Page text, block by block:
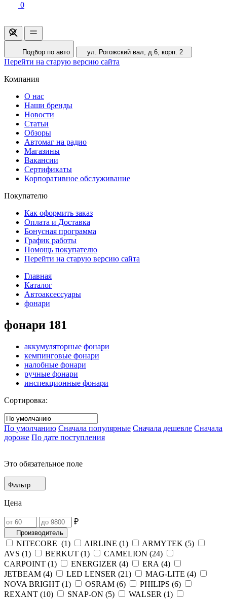
0
Подбор по авто ул. Рогожский вал, д.6, корп. 2
Перейти на старую версию сайта
Компания
О нас
Наши бренды
Новости
Статьи
Обзоры
Автомаг на радио
Магазины
Вакансии
Сертификаты
Корпоративное обслуживание
Покупателю
Как оформить заказ
Оплата и Доставка
Бонусная программа
График работы
Помощь покупателю
Перейти на старую версию сайта
Главная
Каталог
Автоаксессуары
фонари
фонари 181
аккумуляторные фонари
кемпинговые фонари
налобные фонари
ручные фонари
инспекционные фонари
Сортировка:
По умолчанию Сначала популярные Сначала дешевле Сначала
дороже По дате поступления
Это обязательное поле
Фильтр
Цена
₽
Производитель
NITECORE (1) AIRLINE (1) ARMYTEK (5)
AVS (1) BERKUT (1) CAMELION (24)
CARPOINT (1) ENERGIZER (4) ERA (4)
JETBEAM (4) LED LENSER (21) MAG-LITE (4)
NOVA BRIGHT (1) OSRAM (6) PHILIPS (6)
REXANT (10) SNAP-ON (5) WALSER (1)